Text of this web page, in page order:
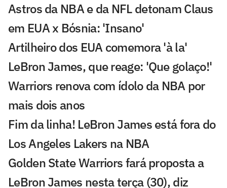
Astros da NBA e da NFL detonam Claus
em EUA x Bósnia: 'Insano'
Artilheiro dos EUA comemora 'à la'
LeBron James, que reage: 'Que golaço!'
Warriors renova com ídolo da NBA por
mais dois anos
Fim da linha! LeBron James está fora do
Los Angeles Lakers na NBA
Golden State Warriors fará proposta a
LeBron James nesta terça (30), diz